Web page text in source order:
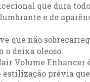
que dura
e de
que não
o deixa oleoso.
Volume Enhancer
estilização prévia